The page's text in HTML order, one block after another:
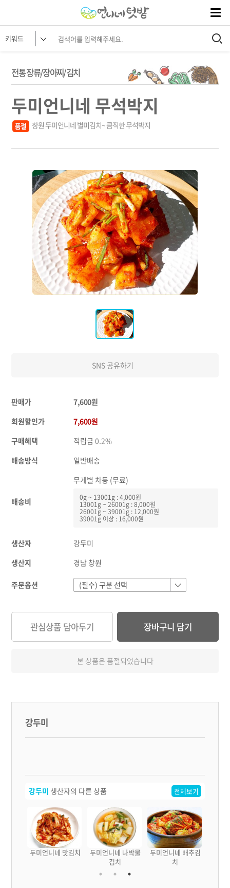
전통 장류/장아찌/김치
두미언니네 무석박지
창원 두미언니네 별미김치~ 큼직한 무석박지
SNS 공유하기
판매가
7,600원
회원할인가
7,600원
구매혜택
적립금0.2%
배송방식
일반배송
배송비
무게별 차등 (무료)
0g ~ 13001g : 4,000원
13001g ~ 26001g : 8,000원
26001g ~ 39001g : 12,000원
39001g 이상 : 16,000원
생산자
강두미
생산지
경남 창원
주문옵션
관심상품 담아두기 장바구니 담기
본 상품은 품절되었습니다
강두미
강두미 생산자의 다른 상품 전체보기
두미언니네 맛김치
두미언니네 나박물
김치
두미언니네 배추김
치